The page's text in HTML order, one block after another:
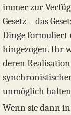
immer zur
Gesetz – das
Dinge formuliert
hingezogen. Ihr
deren
unmöglich
Wenn sie dann in